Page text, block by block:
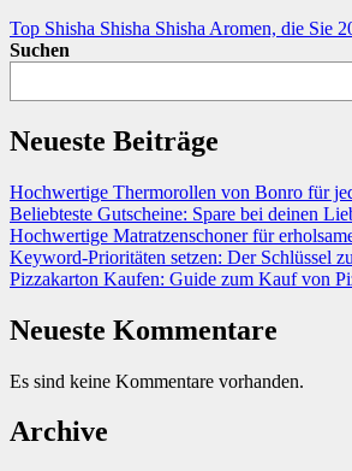
Top Shisha Shisha Shisha Aromen, die Sie
Suchen
Neueste Beiträge
Hochwertige Thermorollen von Bonro für
Beliebteste Gutscheine: Spare bei deinen
Hochwertige Matratzenschoner für
Keyword-Prioritäten setzen: Der Schlüssel
Pizzakarton Kaufen: Guide zum Kauf von
Neueste Kommentare
Es sind keine Kommentare vorhanden.
Archive